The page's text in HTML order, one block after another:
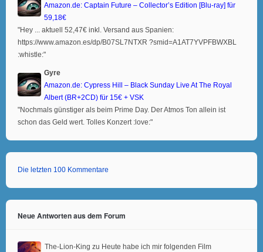
Amazon.de: Captain Future – Collector’s Edition [Blu-ray] für
59,18€
"Hey ... aktuell 52,47€ inkl. Versand aus Spanien:
https://www.amazon.es/dp/B07SL7NTXR ?smid=A1AT7YVPFBWXBL
:whistle:"
Gyre
Amazon.de: Cypress Hill – Black Sunday Live At The Royal
Albert (BR+2CD) für 15€ + VSK
"Nochmals günstiger als beim Prime Day. Der Atmos Ton allein ist
schon das Geld wert. Tolles Konzert :love:"
Die letzten 100 Kommentare
Neue Antworten aus dem Forum
The-Lion-King zu Heute habe ich mir folgenden Film